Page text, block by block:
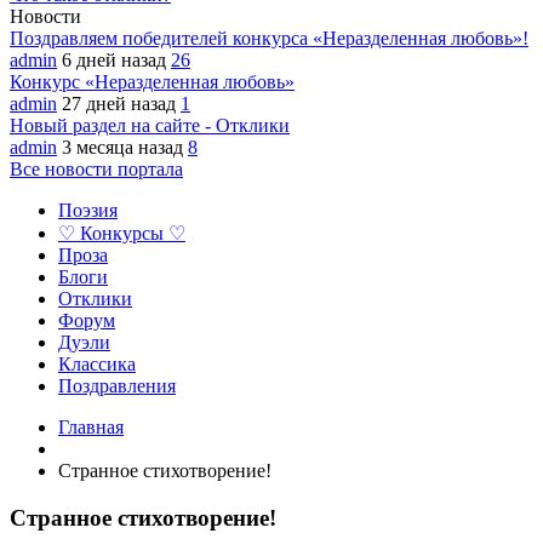
Новости
Поздравляем победителей конкурса «Неразделенная любовь»!
admin 6 дней назад 26
Конкурс «Неразделенная любовь»
admin 27 дней назад 1
Новый раздел на сайте - Отклики
admin 3 месяца назад 8
Все новости портала
Поэзия
♡ Конкурсы ♡
Проза
Блоги
Отклики
Форум
Дуэли
Классика
Поздравления
Главная
Странное стихотворение!
Странное стихотворение!